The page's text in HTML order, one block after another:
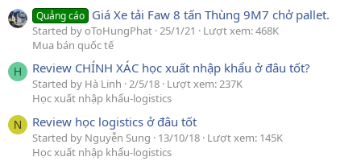
Quảng cáo Giá Xe tải Faw 8 tấn Thùng 9M7 chở pallet.
Started by oToHungPhat 25/1/21
Lượt xem: 468K
Mua bán quốc tế
H Review CHÍNH XÁC học xuất nhập khẩu ở đâu tốt?
Started by Hà Linh 2/5/18 Lượt xem: 237K
Học xuất nhập khẩu-logistics
N Review học logistics ở đâu tốt
Started by Nguyễn Sung 13/10/18 Lượt xem: 145K
Học xuất nhập khẩu-logistics